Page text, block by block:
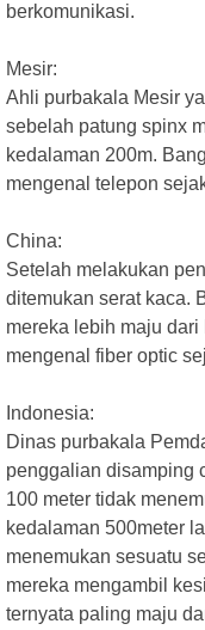
berkomunikasi.
Mesir:
Ahli purbakala Mesir
sebelah patung spinx
kedalaman 200m.
mengenal telepon
China:
Setelah melakukan
ditemukan serat kaca.
mereka lebih maju
mengenal fiber optic
Indonesia:
Dinas purbakala
penggalian disamping
100 meter tidak
kedalaman 500meter
menemukan sesuatu
mereka mengambil
ternyata paling maju